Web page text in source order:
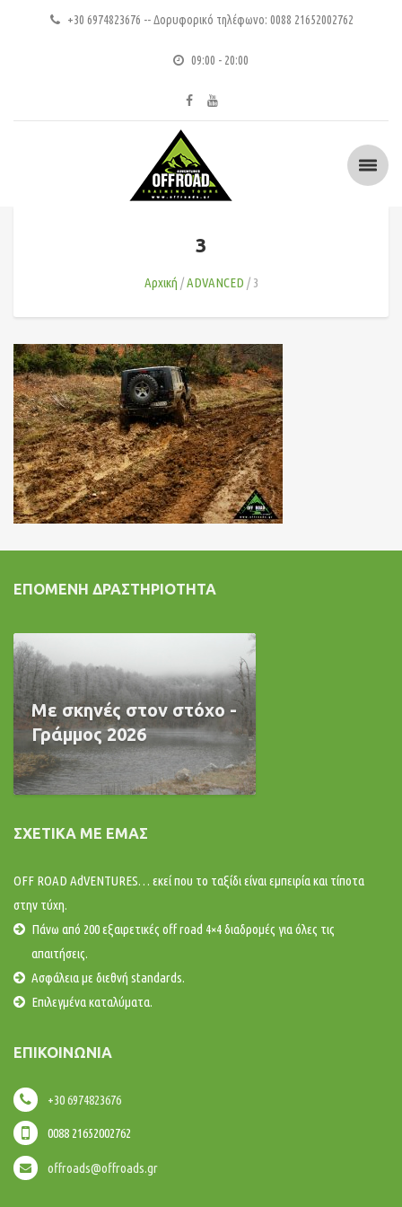
+30 6974823676 -- Δορυφορικό τηλέφωνο: 0088 21652002762
09:00 - 20:00
3
Αρχική ADVANCED 3
ΕΠΌΜΕΝΗ ΔΡΑΣΤΗΡΙΌΤΗΤΑ
Με σκηνές στον στόχο -
Γράμμος 2026
ΣΧΕΤΙΚΆ ΜΕ ΕΜΆΣ
OFF ROAD AdVENTURES… εκεί που το ταξίδι είναι εμπειρία και τίποτα
στην τύχη.
Πάνω από 200 εξαιρετικές off road 4×4 διαδρομές για όλες τις
απαιτήσεις.
Ασφάλεια με διεθνή standards.
Επιλεγμένα καταλύματα.
ΕΠΙΚΟΙΝΩΝΊΑ
+30 6974823676
0088 21652002762
offroads@offroads.gr